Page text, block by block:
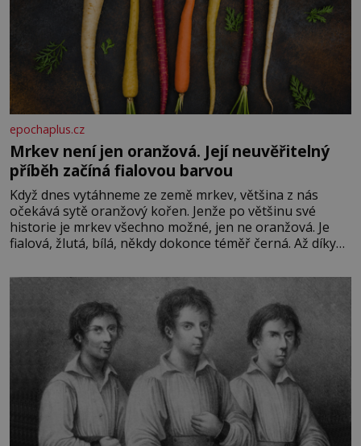
epochaplus.cz
Mrkev není jen oranžová. Její neuvěřitelný
příběh začíná fialovou barvou
Když dnes vytáhneme ze země mrkev, většina z nás
očekává sytě oranžový kořen. Jenže po většinu své
historie je mrkev všechno možné, jen ne oranžová. Je
fialová, žlutá, bílá, někdy dokonce téměř černá. Až díky
bez které si českou zahradu ani nedokážeme představit.